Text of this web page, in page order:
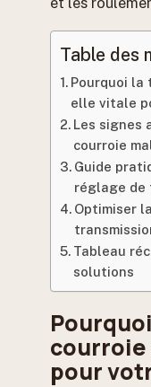
Table des
Pourquoi la
elle vitale
Les signes
courroie
Guide
réglage de
Optimiser
Tableau
solutions
pour